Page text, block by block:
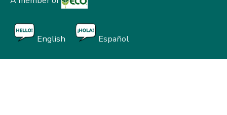
English Español